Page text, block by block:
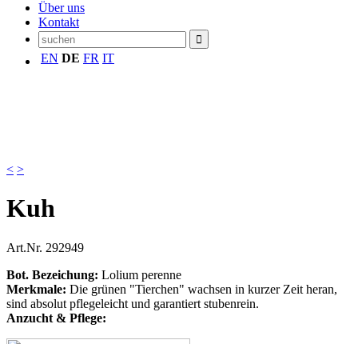
Über uns
Kontakt
EN DE FR IT
< >
Kuh
Art.Nr. 292949
Bot. Bezeichung: Lolium perenne
Merkmale: Die grünen "Tierchen" wachsen in kurzer Zeit heran,
sind absolut pflegeleicht und garantiert stubenrein.
Anzucht & Pflege: